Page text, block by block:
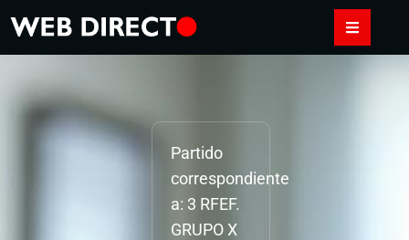
Partido
correspondiente
a: 3 RFEF.
GRUPO X